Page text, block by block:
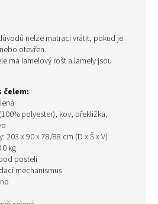
nelze matraci vrátit, pokud je
otevřen.
má lamelový rošt a lamely jsou
čelem:
polyester), kov, překližka,
203 x 90 x 78/88 cm (D x Š x V)
kg
postelí
mechanismus